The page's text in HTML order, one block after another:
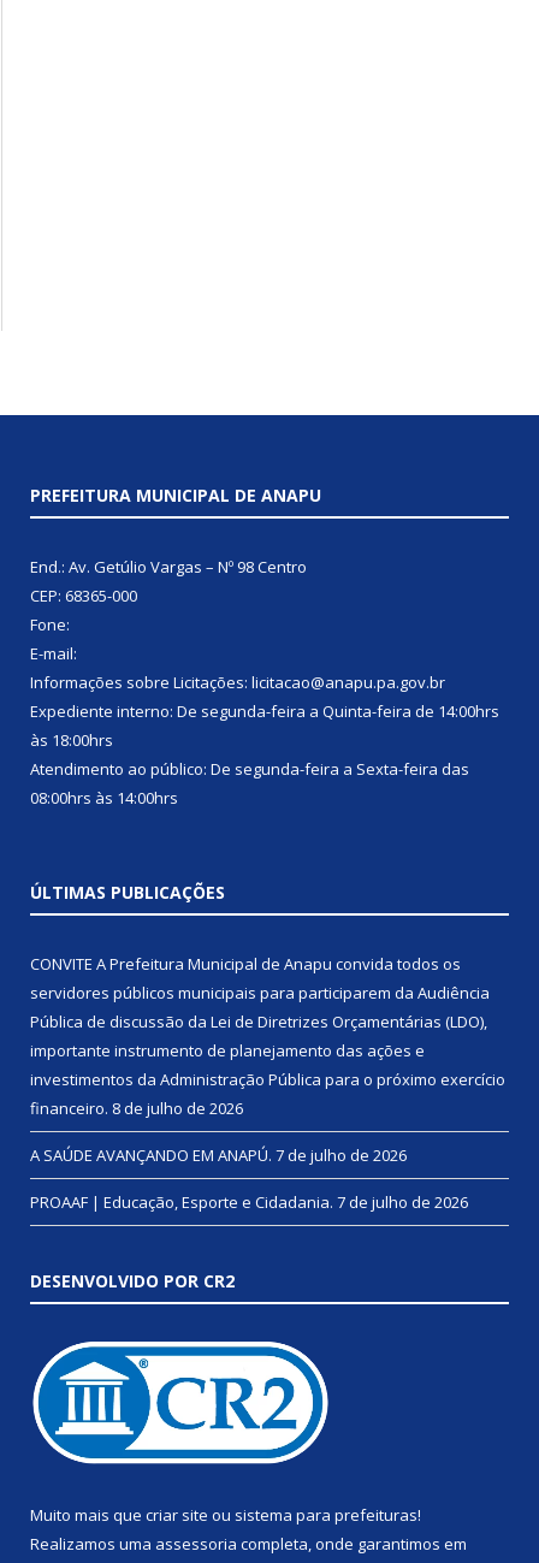
PREFEITURA MUNICIPAL DE ANAPU
End.: Av. Getúlio Vargas – Nº 98 Centro
CEP: 68365-000
Fone:
E-mail:
Informações sobre Licitações: licitacao@anapu.pa.gov.br
Expediente interno: De segunda-feira a Quinta-feira de 14:00hrs
às 18:00hrs
Atendimento ao público: De segunda-feira a Sexta-feira das
08:00hrs às 14:00hrs
ÚLTIMAS PUBLICAÇÕES
CONVITE A Prefeitura Municipal de Anapu convida todos os
servidores públicos municipais para participarem da Audiência
Pública de discussão da Lei de Diretrizes Orçamentárias (LDO),
importante instrumento de planejamento das ações e
investimentos da Administração Pública para o próximo exercício
financeiro. 8 de julho de 2026
A SAÚDE AVANÇANDO EM ANAPÚ. 7 de julho de 2026
PROAAF | Educação, Esporte e Cidadania. 7 de julho de 2026
DESENVOLVIDO POR CR2
Muito mais que criar site ou sistema para prefeituras!
Realizamos uma assessoria completa, onde garantimos em